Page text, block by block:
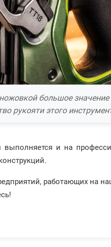
большое
рукояти этого
и на
работающих на